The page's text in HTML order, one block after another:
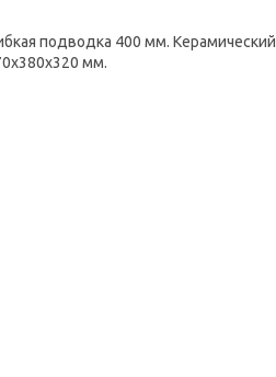
подводка 400 мм. Керамический
мм.